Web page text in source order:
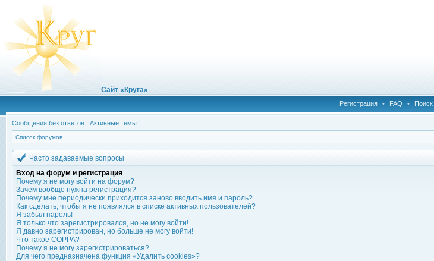
Сайт «Круга»
Регистрация • FAQ • Поиск
Сообщения без ответов | Активные темы
Список форумов
Часто задаваемые вопросы
Вход на форум и регистрация
Почему я не могу войти на форум?
Зачем вообще нужна регистрация?
Почему мне периодически приходится заново вводить имя и пароль?
Как сделать, чтобы я не появлялся в списке активных пользователей?
Я забыл пароль!
Я только что зарегистрировался, но не могу войти!
Я давно зарегистрирован, но больше не могу войти!
Что такое COPPA?
Почему я не могу зарегистрироваться?
Для чего предназначена функция «Удалить cookies»?